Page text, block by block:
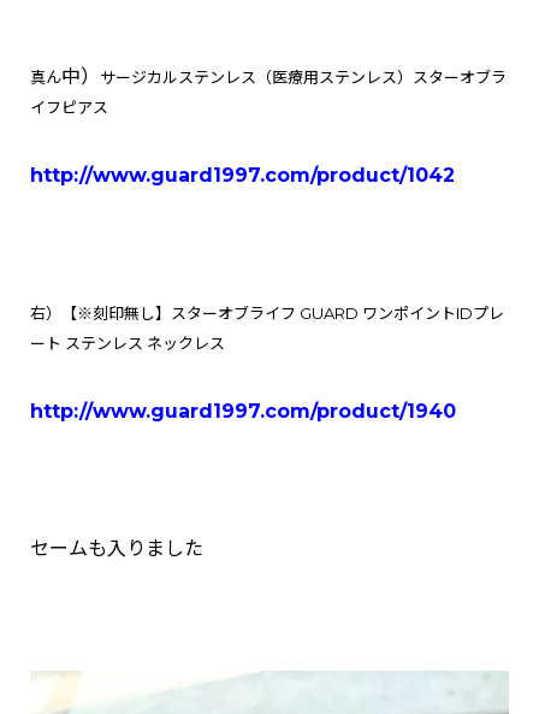
真ん中）
サージカルステンレス（医療用ステンレス）スターオブラ
イフピアス
http://www.guard1997.com/product/1042
右）
【※刻印無し】スターオブライフ GUARD ワンポイントIDプレ
ート ステンレス ネックレス
http://www.guard1997.com/product/1940
セームも入りました